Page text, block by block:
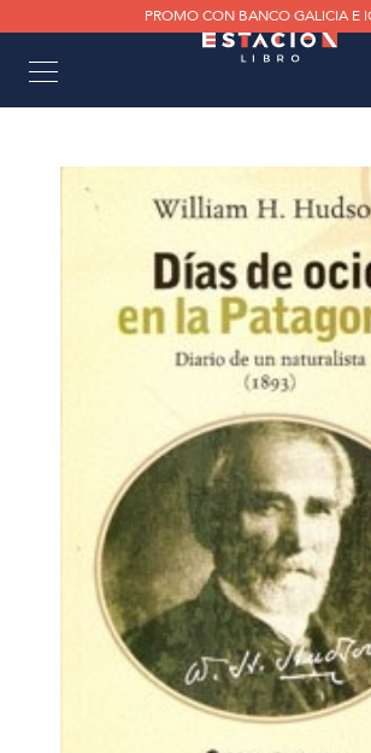
PROMO CON BANCO GALICIA E